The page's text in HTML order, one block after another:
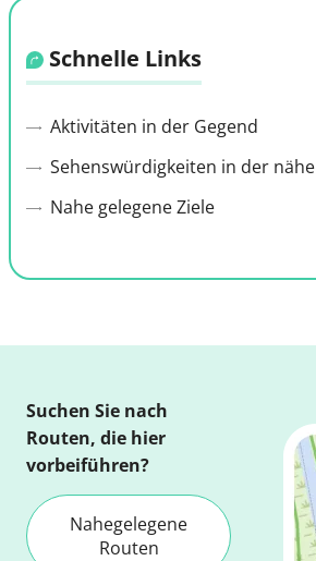
Schnelle Links
Aktivitäten in der Gegend
Sehenswürdigkeiten in der nähe
Nahe gelegene Ziele
Suchen Sie nach
Routen, die hier
vorbeiführen?
Nahegelegene
Routen